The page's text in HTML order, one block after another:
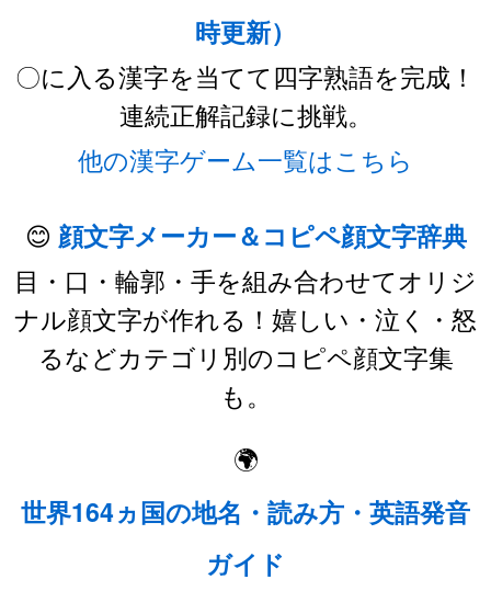
時更新）
〇に入る漢字を当てて四字熟語を完成！
連続正解記録に挑戦。
他の漢字ゲーム一覧はこちら
😊 顔文字メーカー＆コピペ顔文字辞典
目・口・輪郭・手を組み合わせてオリジ
ナル顔文字が作れる！嬉しい・泣く・怒
るなどカテゴリ別のコピペ顔文字集
も。
🌍
世界164ヵ国の地名・読み方・英語発音
ガイド